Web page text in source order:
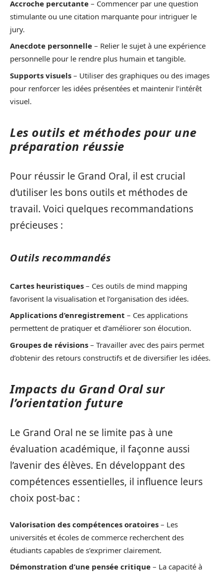
Accroche percutante – Commencer par une question
stimulante ou une citation marquante pour intriguer le
jury.
Anecdote personnelle – Relier le sujet à une expérience
personnelle pour le rendre plus humain et tangible.
Supports visuels – Utiliser des graphiques ou des images
pour renforcer les idées présentées et maintenir l’intérêt
visuel.
Les outils et méthodes pour une
préparation réussie
Pour réussir le Grand Oral, il est crucial
d’utiliser les bons outils et méthodes de
travail. Voici quelques recommandations
précieuses :
Outils recommandés
Cartes heuristiques – Ces outils de mind mapping
favorisent la visualisation et l’organisation des idées.
Applications d’enregistrement – Ces applications
permettent de pratiquer et d’améliorer son élocution.
Groupes de révisions – Travailler avec des pairs permet
d’obtenir des retours constructifs et de diversifier les idées.
Impacts du Grand Oral sur
l’orientation future
Le Grand Oral ne se limite pas à une
évaluation académique, il façonne aussi
l’avenir des élèves. En développant des
compétences essentielles, il influence leurs
choix post-bac :
Valorisation des compétences oratoires – Les
universités et écoles de commerce recherchent des
étudiants capables de s’exprimer clairement.
Démonstration d’une pensée critique – La capacité à